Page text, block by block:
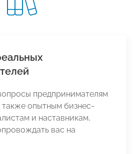
предпринимателям
также опытным бизнес-
и наставникам,
вас на